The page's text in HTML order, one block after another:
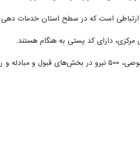
است که در سطح استان خدمات دهی
اداره کل پست استان مرکزی با ۲۰۰ واحد شهری، روستایی